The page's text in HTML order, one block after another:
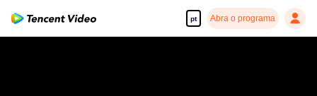
pt Abra o programa